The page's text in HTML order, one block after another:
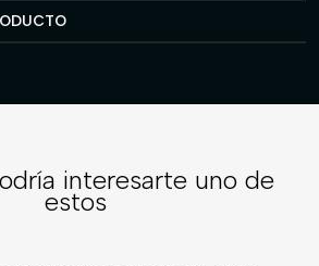
interesarte uno de
estos